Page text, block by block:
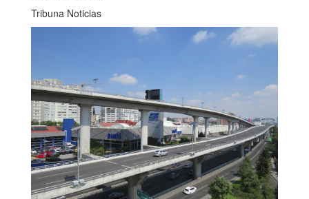
Tribuna Noticias